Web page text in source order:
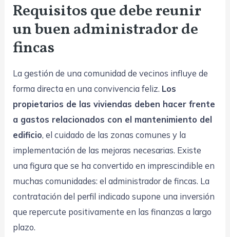
Requisitos que debe reunir
un buen administrador de
fincas
La gestión de una comunidad de vecinos influye de
forma directa en una convivencia feliz. Los
propietarios de las viviendas deben hacer frente
a gastos relacionados con el mantenimiento del
edificio, el cuidado de las zonas comunes y la
implementación de las mejoras necesarias. Existe
una figura que se ha convertido en imprescindible en
muchas comunidades: el administrador de fincas. La
contratación del perfil indicado supone una inversión
que repercute positivamente en las finanzas a largo
plazo.